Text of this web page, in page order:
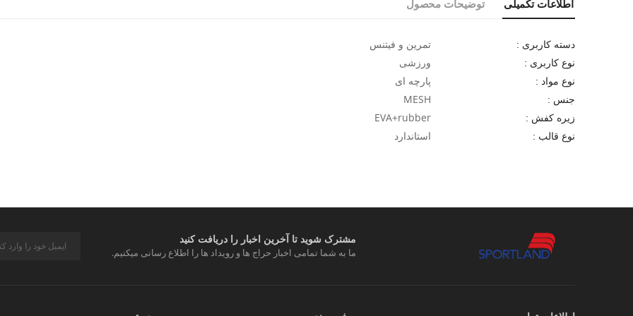
اطلاعات تکمیلی توضیحات محصول
دسته کاربری : تمرین و فیتنس
نوع کاربری : ورزشی
نوع مواد : پارچه ای
جنس : MESH
زیره کفش : EVA+rubber
نوع قالب : استاندارد
مشترک شوید تا آخرین اخبار را دریافت کنید
ما به شما تمامی اخبار حراج ها و رویداد ها را اطلاع رسانی میکنیم.